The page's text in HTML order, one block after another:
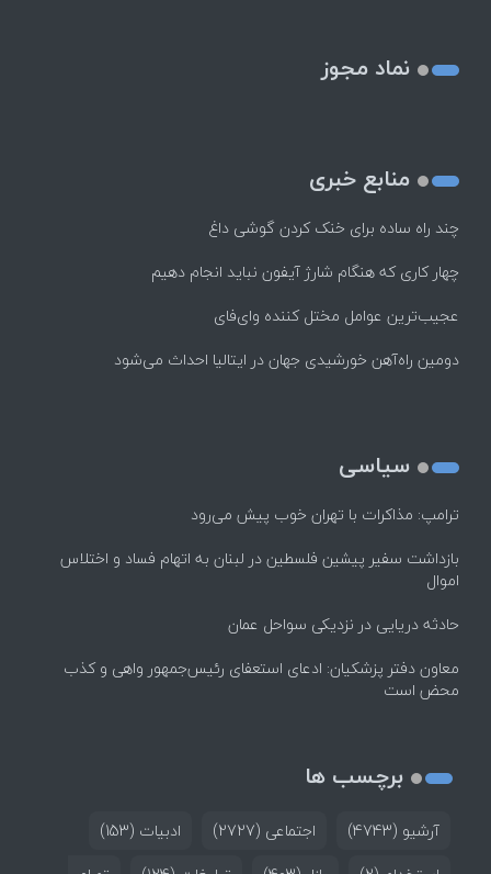
نماد مجوز
منابع خبری
چند راه‌ ساده برای خنک کردن گوشی داغ
چهار کاری که هنگام شارژ آیفون نباید انجام دهیم
عجیب‌ترین عوامل مختل کننده وای‌فای
دومین راه‌آهن خورشیدی جهان در ایتالیا احداث می‌شود
سیاسی
ترامپ: مذاکرات با تهران خوب پیش می‌رود
بازداشت سفیر پیشین فلسطین در لبنان به اتهام فساد و اختلاس
اموال
حادثه دریایی در نزدیکی سواحل عمان
معاون دفتر پزشکیان: ادعای استعفای رئیس‌جمهور واهی و کذب
محض است
برچسب ها
آرشیو (4743) اجتماعی (2727) ادبیات (153)